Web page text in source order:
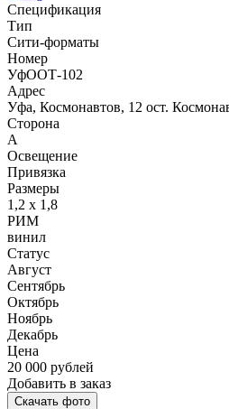
Спецификация
Тип
Сити-форматы
Номер
УфООТ-102
Адрес
Уфа, Космонавтов, 12 ост.
Сторона
A
Освещение
Привязка
Размеры
1,2 х 1,8
РИМ
винил
Статус
Август
Сентябрь
Октябрь
Ноябрь
Декабрь
Цена
20 000 рублей
Добавить в заказ
Скачать фото